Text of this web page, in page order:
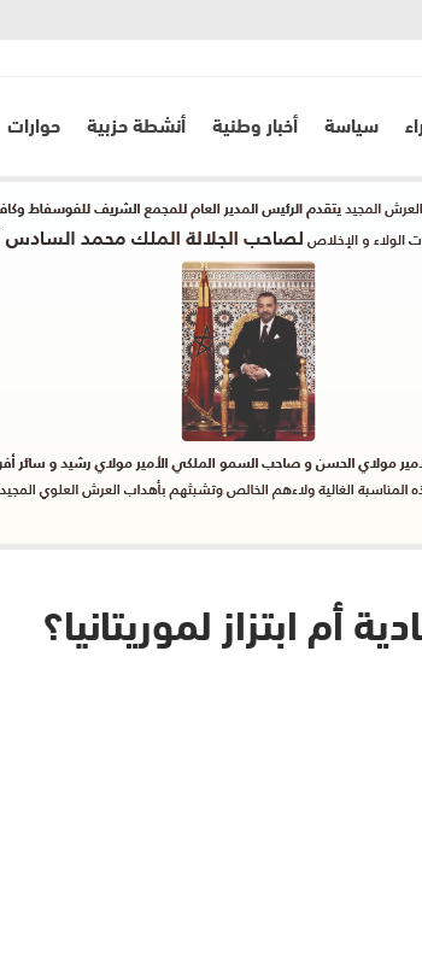
سياسة أخبار وطنية أنشطة حزبية حوارات
أم ابتزاز لموريتانيا؟